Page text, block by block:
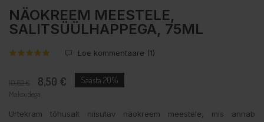
NÄOKREEM MEESTELE,
SALITSÜÜLHAPPEGA, 75ML
Loe kommentaare (1)
10,62 € 8,50 € Säästa 20%
Maksudega
Urtekram tõhusalt niisutav näokreem meestele, mis annab